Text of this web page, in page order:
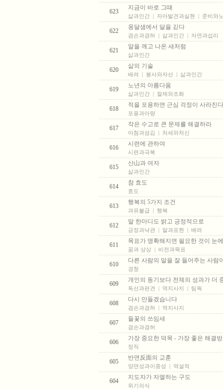
623
지금이 바로 그때
삶과인간 자아발견과실현 준비와
622
옹달샘에서 달을 긷다
겸손과겸허 삶과인간 자연과섭리
621
알을 깨고 나온 새처럼
삶과인간
620
삶의 기술
배려 봉사와자선 삶과인간
619
노년의 아름다움
삶과인간 절제와조화
618
적을 포용하면 근심 걱정이 사라진
포용과아량
617
작은 수고로 큰 문제를 해결하라
아첨과섬김 처세와처신
616
시련에 관하여
시련과극복
615
산山과 여자
삶과인간
614
참 효도
효도
613
행복의 5가지 조건
과유불급 행복
612
말 한마디도 밝고 긍정적으로
긍정과낙관 말과표현 배려
611
목표가 명확해지면 필요한 것이 눈
꿈과 상상 비전과목표
610
다른 사람의 말을 잘 들어주는 사
경청
609
개인의 동기보다 전체의 성과가 더
독선과편견 역지사지 팀웍
608
다시 만들겠습니다
겸손과겸허 역지사지
607
들꽃의 쓰임새
겸손과겸허
606
가장 중요한 덕목 - 가장 좋은 해결
정직
605
반면反面의 교훈
양면성과이중성 역설적
604
지도자가 자멸하는 구도
위기의식